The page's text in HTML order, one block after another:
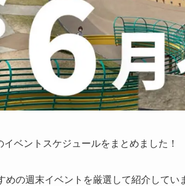
ベントスケジュールをまとめました！
めの週末イベントを厳選して紹介してい